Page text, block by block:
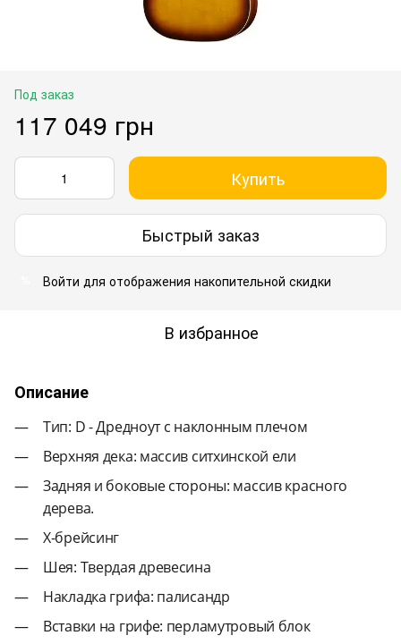
Под заказ
117 049 грн
Купить
Быстрый заказ
Войти для отображения накопительной скидки
В избранное
Описание
Тип: D - Дредноут с наклонным плечом
Верхняя дека: массив ситхинской ели
Задняя и боковые стороны: массив красного
дерева.
X-брейсинг
Шея: Твердая древесина
Накладка грифа: палисандр
Вставки на грифе: перламутровый блок